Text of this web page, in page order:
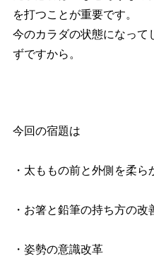
を打つことが重要です。
今のカラダの状態になって
ずですから。
今回の宿題は
・太ももの前と外側を柔ら
・お箸と鉛筆の持ち方の改
・姿勢の意識改革